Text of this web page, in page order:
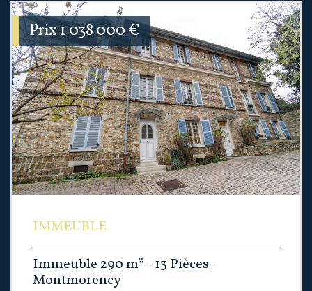
Prix1 038 000€
IMMEUBLE
Immeuble 290 m² - 13 Pièces -
Montmorency